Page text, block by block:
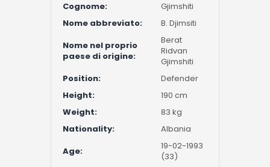
Cognome:
Gjimshiti
Nome abbreviato:
B. Djimsiti
Nome nel proprio
paese di origine:
Berat
Ridvan
Gjimshiti
Position:
Defender
Height:
190 cm
Weight:
83 kg
Nationality:
Albania
Age:
19-02-1993
(33)